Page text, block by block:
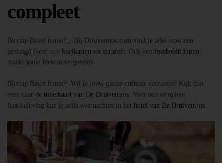
compleet
Biertap Bavel huren? – Bij Druiventros.com vind je alles voor een
geslaagd feest: van koelkasten tot statafels. Ook een fotobooth huren
maakt jouw feest onvergetelijk.
Biertap Bavel huren? -Wil je jouw gasten culinair verrassen? Kijk dan
eens naar de dinerkaart van De Druiventros. Voor een complete
feestbeleving kun je zelfs overnachten in het hotel van De Druiventros.